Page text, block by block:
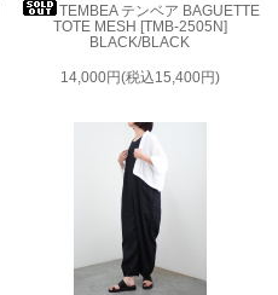
TEMBEA テンベア BAGUETTE
TOTE MESH [TMB-2505N]
BLACK/BLACK
14,000円(税込15,400円)